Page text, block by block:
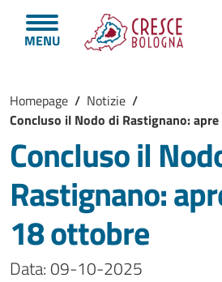
Salta al contenuto principale
Skip to footer content
MENU
Briciole di pane
Homepage / Notizie /
Concluso il Nodo di Rastignano:
Concluso il
Rastignano:
18 ottobre
Data: 09-10-2025